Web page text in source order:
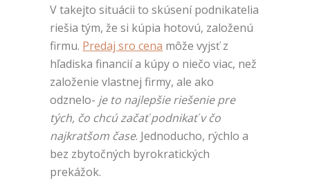
V takejto situácii to skúsení podnikatelia
riešia tým, že si kúpia hotovú, založenú
firmu. Predaj sro cena môže vyjsť z
hľadiska financií a kúpy o niečo viac, než
založenie vlastnej firmy, ale ako
odznelo- je to najlepšie riešenie pre
tých, čo chcú začať podnikať v čo
najkratšom čase. Jednoducho, rýchlo a
bez zbytočných byrokratických
prekážok.